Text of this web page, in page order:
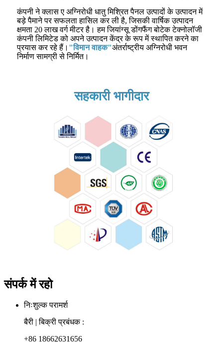
कंपनी ने क्लास ए अग्निरोधी धातु मिश्रित पैनल उत्पादों के उत्पादन में
बड़े पैमाने पर सफलता हासिल कर ली है, जिसकी वार्षिक उत्पादन
क्षमता 20 लाख वर्ग मीटर है। हम जियांग्सू डोंगफैंग बोटेक टेक्नोलॉजी
कंपनी लिमिटेड को अपने उत्पादन केंद्र के रूप में स्थापित करने का
प्रयास कर रहे हैं। "विमान वाहक"अंतर्राष्ट्रीय अग्निरोधी भवन
निर्माण सामग्री से निर्मित।
सहकारी भागीदार
संपर्क में रहो
निःशुल्क परामर्श
बैरी | बिक्री प्रबंधक :
+86 18662631656